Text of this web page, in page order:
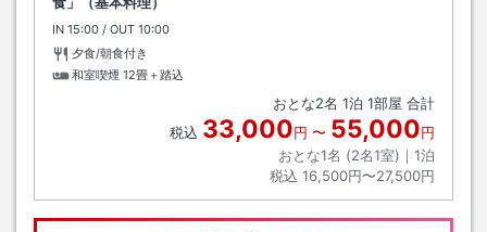
IN チェックイン
15:00 / OUT チェックアウト
10:00
夕食/朝食付き
和室喫煙 12畳＋踏込
おとな2名 1泊 1部屋 合計
税込 33,000円 〜 55,000円
おとな1名 (2名1室)｜ 1泊
税込 16,500円〜27,500円